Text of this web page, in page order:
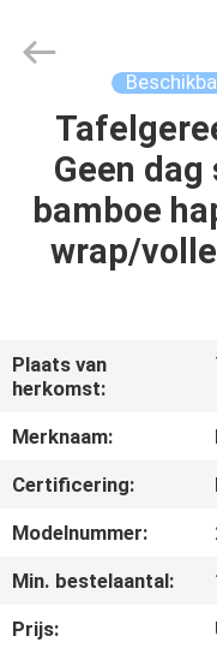
HUIS
PRODUCTEN
ONGEVEER
FABRIEKSREIS
CONTACTEER
ONS
Export
Geen
bamboe
wrap/
Plaats van
herkomst:
Merknaam:
Certificering:
Modelnummer:
Min. bestelaantal:
Prijs: